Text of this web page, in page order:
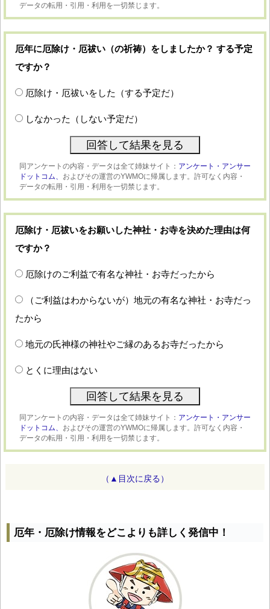
データの転用・引用・利用を一切禁じます。
厄年に厄除け・厄祓い（の祈祷）をしましたか？ する予定
ですか？
厄除け・厄祓いをした（する予定だ）
しなかった（しない予定だ）
同アンケートの内容・データは全て姉妹サイト： アンケート・アンサー
ドットコム、 およびその運営のYWMOに帰属します。許可なく内容・
データの転用・引用・利用を一切禁じます。
厄除け・厄祓いをお願いした神社・お寺を決めた理由は何
ですか？
厄除けのご利益で有名な神社・お寺だったから
（ご利益はわからないが）地元の有名な神社・お寺だっ
たから
地元の氏神様の神社やご縁のあるお寺だったから
とくに理由はない
同アンケートの内容・データは全て姉妹サイト： アンケート・アンサー
ドットコム、 およびその運営のYWMOに帰属します。許可なく内容・
データの転用・引用・利用を一切禁じます。
（▲目次に戻る）
厄年・厄除け情報をどこよりも詳しく発信中！